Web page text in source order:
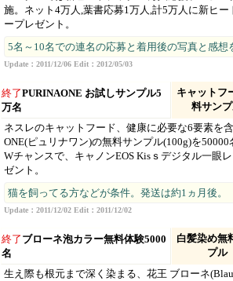
施。ネット4万人,葉書応募1万人,計5万人に新ヒー
ープレゼント。
5名～10名での連名の応募と着用後の写真と感想
Update：2011/12/06 Edit：2012/05/03
終了PURINAONE お試しサンプル5
万名
キャットフ
料サン
ネスレのキャットフード、健康に必要な6要素を
ONE(ピュリナワン)の無料サンプル(100g)を50000
Wチャンスで、キャノンEOS Kisｓデジタル一眼
ゼント。
猫を飼ってる方などが条件。発送は約1ヵ月後。
Update：2011/12/02 Edit：2011/12/02
終了 ブローネ泡カラー無料体験5000
名
白髪染め無
プル
生え際も根元まで深く染まる、花王 ブローネ